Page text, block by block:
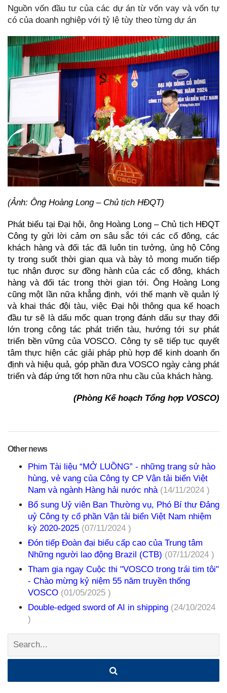
Nguồn vốn đầu tư của các dự án từ vốn vay và vốn tự
có của doanh nghiệp với tỷ lệ tùy theo từng dự án
(Ảnh: Ông Hoàng Long – Chủ tịch HĐQT)
Phát biểu tại Đại hội, ông Hoàng Long – Chủ tịch HĐQT
Công ty gửi lời cảm ơn sâu sắc tới các cổ đông, các
khách hàng và đối tác đã luôn tin tưởng, ủng hộ Công
ty trong suốt thời gian quavà bày tỏ mong muốn tiếp
tục nhận được sự đồng hành của các cổ đông, khách
hàng và đốitác trong thời gian tới. Ông Hoàng Long
cũng một lần nữa khẳng định, với thế mạnh về quản lý
và khai thác đội tàu, việc Đại hội thông qua kế hoạch
đầu tư sẽ là dấu mốc quan trọng đánh dấu sự thay đổi
lớn trong công tác phát triển tàu, hướng tới sự phát
triển bền vững của VOSCO. Công ty sẽ tiếp tục quyết
tâm thực hiện các giải pháp phù hợp để kinh doanh ổn
định và hiệu quả, góp phần đưa VOSCO ngày càng phát
triển và đáp ứng tốt hơn nữa nhu cầu của khách hàng.
(Phòng Kế hoạch Tổng hợp VOSCO)
Other news
Phim Tài liệu “MỞ LUỒNG” - những trang sử hào
hùng, vẻ vang của Công ty CP Vận tải biển Việt
Nam và ngành Hàng hải nước nhà (14/11/2024 )
Bổ sung Uỷ viên Ban Thường vụ, Phó Bí thư Đảng
uỷ Công ty cổ phần Vận tải biển Việt Nam nhiệm
kỳ 2020-2025 (07/11/2024 )
Đón tiếp Đoàn đại biểu cấp cao của Trung tâm
Những người lao động Brazil (CTB) (07/11/2024 )
Tham gia ngay Cuộc thi "VOSCO trong trái tim tôi"
- Chào mừng kỷ niệm 55 năm truyền thống
VOSCO (01/05/2025 )
Double-edged sword of AI in shipping (24/10/2024
)
Search: